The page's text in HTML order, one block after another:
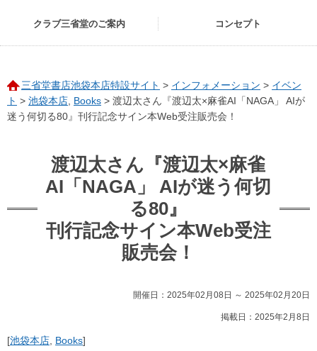
クラブ三省堂のご案内 コンセプト
三省堂書店池袋本店特設サイト > インフォメーション > イベン
ト > 池袋本店 Books > 渡辺太さん『渡辺太×麻雀AI「NAGA」 AIが
迷う何切る80』刊行記念サイン本Web受注販売会！
渡辺太さん『渡辺太×麻雀
AI「NAGA」 AIが迷う何切
る80』
刊行記念サイン本Web受注
販売会！
開催日：2025年02月08日 ～ 2025年02月20日
掲載日：2025年2月8日
[池袋本店 Books]